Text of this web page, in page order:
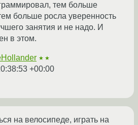
тем больше
больше росла уверенность
занятия и не надо. И
в этом.
★★
+00:00
на велосипеде, играть на